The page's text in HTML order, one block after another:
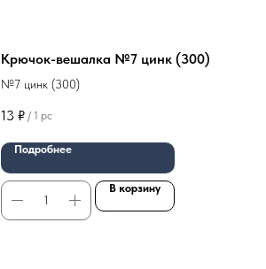
Крючок-вешалка №7 цинк (300)
№7 цинк (300)
13 ₽ / 1 pc
Подробнее
В корзину